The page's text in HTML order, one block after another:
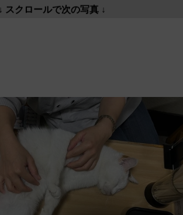
↓ スクロールで次の写真 ↓